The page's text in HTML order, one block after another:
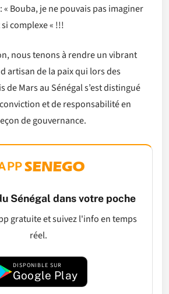
« Bouba, je ne pouvais pas imaginer
complexe « !!!
nous tenons à rendre un vibrant
artisan de la paix qui lors des
de Mars au Sénégal s’est distingué
et de responsabilité en
de gouvernance.
Sénégal dans votre poche
gratuite et suivez l'info en temps
réel.
DISPONIBLE SUR
Google Play